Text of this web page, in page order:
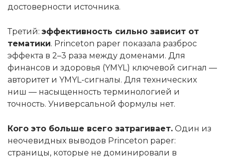
достоверности источника.
Третий: эффективность сильно зависит от
тематики. Princeton paper показала разброс
эффекта в 2–3 раза между доменами. Для
финансов и здоровья (YMYL) ключевой сигнал —
авторитет и YMYL-сигналы. Для технических
ниш — насыщенность терминологией и
точность. Универсальной формулы нет.
Кого это больше всего затрагивает. Один из
неочевидных выводов Princeton paper:
страницы, которые не доминировали в